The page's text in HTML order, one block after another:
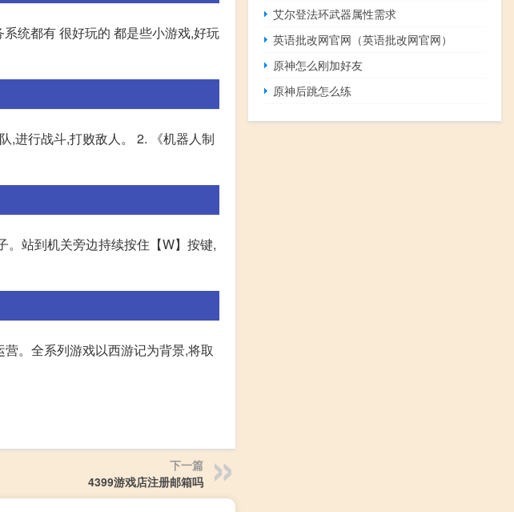
统都有 很好玩的 都是些小游戏,好玩
,进行战斗,打败敌人。 2. 《机器人制
。站到机关旁边持续按住【W】按键,
。全系列游戏以西游记为背景,将取
下一篇
4399游戏店注册邮箱吗
艾尔登法环武器属性需求
英语批改网官网（英语批改网官网）
原神怎么刚加好友
原神后跳怎么练